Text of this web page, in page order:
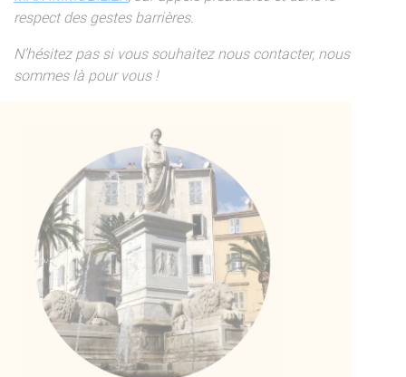
respect des gestes barrières.
N’hésitez pas si vous souhaitez nous contacter, nous
sommes là pour vous !